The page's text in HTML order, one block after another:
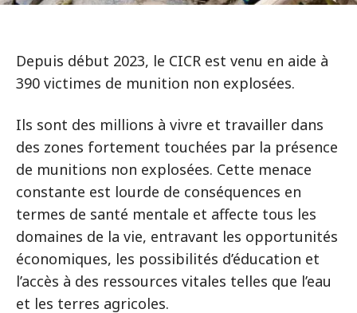
Depuis début 2023, le CICR est venu en aide à
390 victimes de munition non explosées.
Ils sont des millions à vivre et travailler dans
des zones fortement touchées par la présence
de munitions non explosées. Cette menace
constante est lourde de conséquences en
termes de santé mentale et affecte tous les
domaines de la vie, entravant les opportunités
économiques, les possibilités d’éducation et
l’accès à des ressources vitales telles que l’eau
et les terres agricoles.